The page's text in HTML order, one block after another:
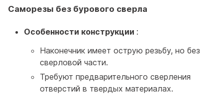
Саморезы без бурового сверла
Особенности конструкции :
Наконечник имеет острую резьбу, но без
сверловой части.
Требуют предварительного сверления
отверстий в твердых материалах.